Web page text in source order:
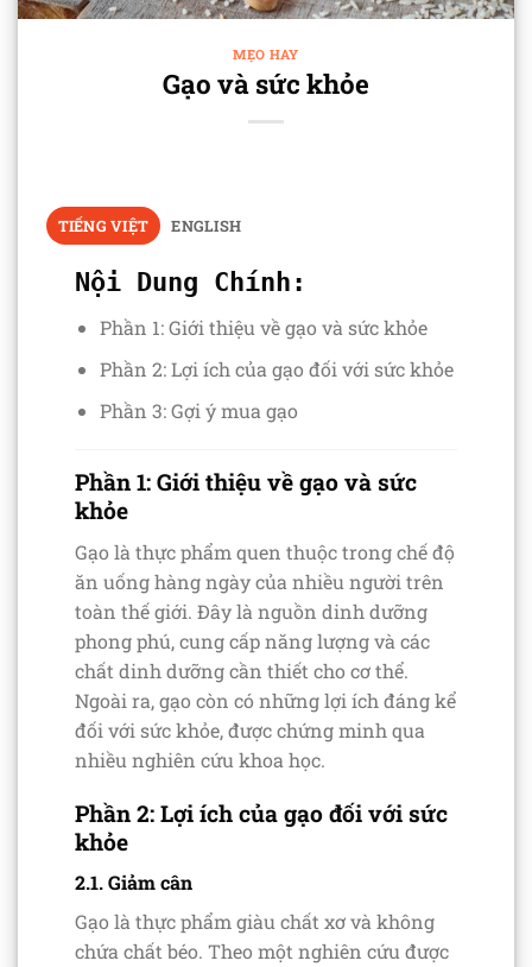
MẸO HAY
Gạo và sức khỏe
TIẾNG VIỆT ENGLISH
Nội Dung Chính:
Phần 1: Giới thiệu về gạo và sức khỏe
Phần 2: Lợi ích của gạo đối với sức khỏe
Phần 3: Gợi ý mua gạo
Phần 1: Giới thiệu về gạo và sức
khỏe
Gạo là thực phẩm quen thuộc trong chế độ
ăn uống hàng ngày của nhiều người trên
toàn thế giới. Đây là nguồn dinh dưỡng
phong phú, cung cấp năng lượng và các
chất dinh dưỡng cần thiết cho cơ thể.
Ngoài ra, gạo còn có những lợi ích đáng kể
đối với sức khỏe, được chứng minh qua
nhiều nghiên cứu khoa học.
Phần 2: Lợi ích của gạo đối với sức
khỏe
2.1. Giảm cân
Gạo là thực phẩm giàu chất xơ và không
chứa chất béo. Theo một nghiên cứu được